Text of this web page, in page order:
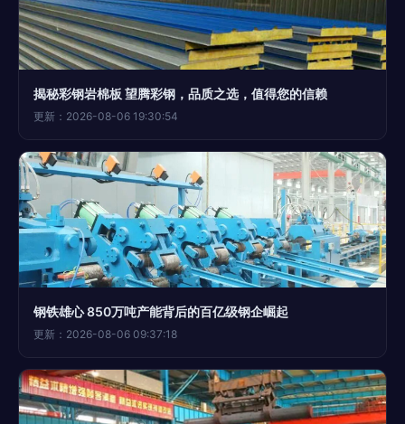
揭秘彩钢岩棉板 望腾彩钢，品质之选，值得您的信赖
更新：2026-08-06 19:30:54
钢铁雄心 850万吨产能背后的百亿级钢企崛起
更新：2026-08-06 09:37:18